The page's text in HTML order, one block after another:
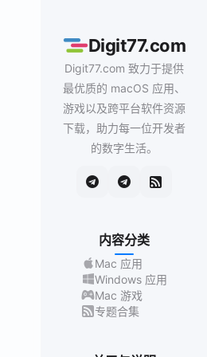
Digit77.com
Digit77.com 致力于提供
最优质的 macOS 应用、
游戏以及跨平台软件资源
下载，助力每一位开发者
的数字生活。
内容分类
Mac 应用
Windows 应用
Mac 游戏
专题合集